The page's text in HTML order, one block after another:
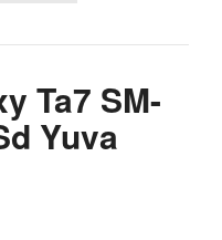
Ta7 SM-
Yuva